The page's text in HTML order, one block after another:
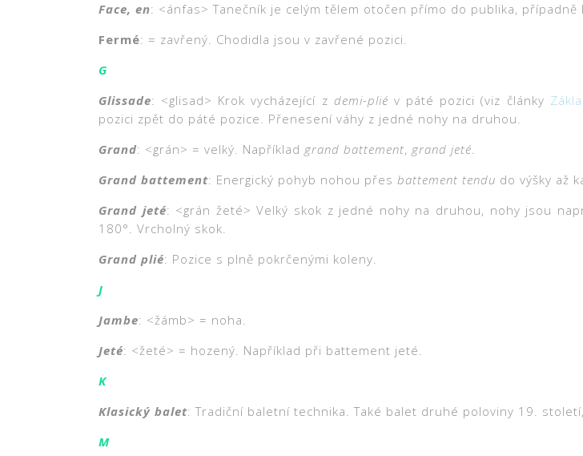
Face, en: <ánfas> Tanečník je celým tělem otočen přímo do publika, případně
Fermé: = zavřený. Chodidla jsou v zavřené pozici.
G
Glissade: <glisad> Krok vycházející z demi-plié v páté pozici (viz články
pozici zpět do páté pozice. Přenesení váhy z jedné nohy na druhou.
Grand: <grán> = velký. Například grand battement, grand jeté.
Grand battement: Energický pohyb nohou přes battement tendu do výšky až
Grand jeté: <grán žeté> Velký skok z jedné nohy na druhou, nohy jsou
180°. Vrcholný skok.
Grand plié: Pozice s plně pokrčenými koleny.
J
Jambe: <žámb> = noha.
Jeté: <žeté> = hozený. Například při battement jeté.
K
Klasický balet: Tradiční baletní technika. Také balet druhé poloviny 19.
M